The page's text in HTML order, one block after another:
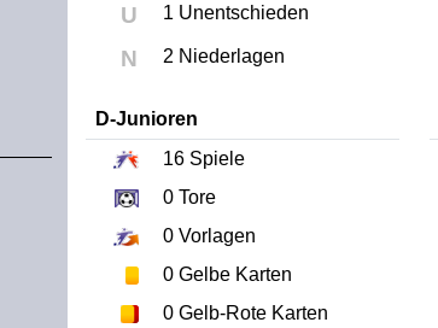
U 1 Unentschieden
N 2 Niederlagen
D-Junioren
16 Spiele
0 Tore
0 Vorlagen
0 Gelbe Karten
0 Gelb-Rote Karten